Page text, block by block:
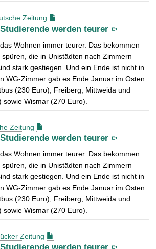
Zeitung
werden teurer
Wohnen immer teurer. Das bekommen
die in Unistädten nach Zimmern
stark gestiegen. Und ein Ende ist nicht in
WG-Zimmer gab es Ende Januar im Osten
(230 Euro), Freiberg, Mittweida und
Wismar (270 Euro).
Zeitung
werden teurer
Wohnen immer teurer. Das bekommen
die in Unistädten nach Zimmern
stark gestiegen. Und ein Ende ist nicht in
WG-Zimmer gab es Ende Januar im Osten
(230 Euro), Freiberg, Mittweida und
sowie Wismar (270 Euro).
Zeitung